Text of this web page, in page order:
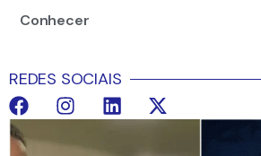
Conhecer
REDES SOCIAIS